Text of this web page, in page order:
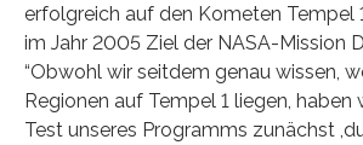
erfolgreich auf den Kometen Tempel
im Jahr 2005 Ziel der NASA-Mission
“Obwohl wir seitdem genau wissen,
Regionen auf Tempel 1 liegen, haben
Test unseres Programms zunächst